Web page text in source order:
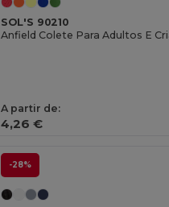
SOL'S 90210
Anfield Colete Para Adultos E
A partir de:
4,26 €
-28%